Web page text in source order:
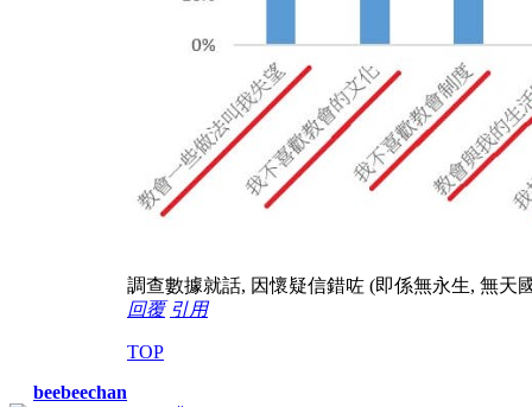
調查數據就話, 因懷疑信錯咗 (即係無永生, 無天
回覆 引用
TOP
beebeechan